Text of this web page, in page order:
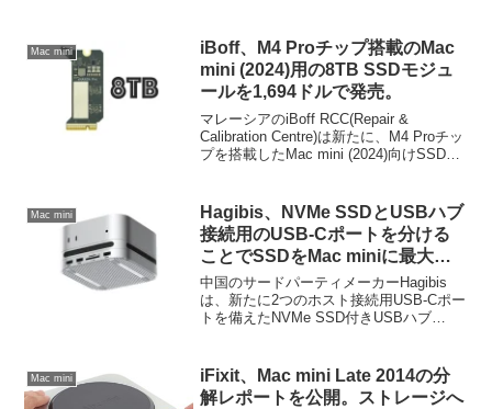
と発表しています。
Mac mini
iBoff、M4 Proチップ搭載のMac
mini (2024)用の8TB SSDモジュ
ールを1,694ドルで発売。
マレーシアのiBoff RCC(Repair &
Calibration Centre)は新たに、M4 Proチッ
プを搭載したMac mini (2024)向けSSDモ
Mac mini
Hagibis、NVMe SSDとUSBハブ
接続用のUSB-Cポートを分ける
ことでSSDをMac miniに最大
40Gbpsで接続できる「Hagibis
Mac mini M4 Hub with 40Gbps
M.2 SSD Enclosure (MC650)」
中国のサードパーティメーカーHagibis
は、新たに2つのホスト接続用USB-Cポー
トを備えたNVMe SSD付きUSBハブ
(MC650)」を発売しています。
Mac mini
iFixit、Mac mini Late 2014の分
解レポートを公開。ストレージへ